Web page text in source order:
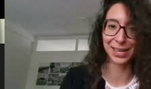
Lire la vidéo